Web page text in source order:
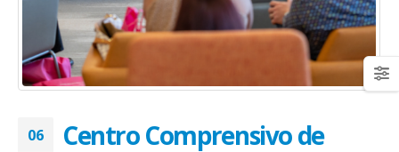
06
Centro Comprensivo de